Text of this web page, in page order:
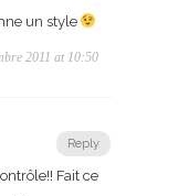
un style
2011 at 10:50
Reply
Fait ce